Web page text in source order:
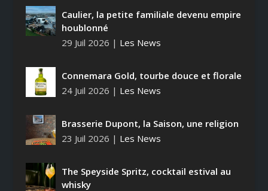
Caulier, la petite familiale devenu empire
houblonné
29 Juil 2026 | Les News
Connemara Gold, tourbe douce et florale
24 Juil 2026 | Les News
Brasserie Dupont, la Saison, une religion
23 Juil 2026 | Les News
The Speyside Spritz, cocktail estival au
whisky